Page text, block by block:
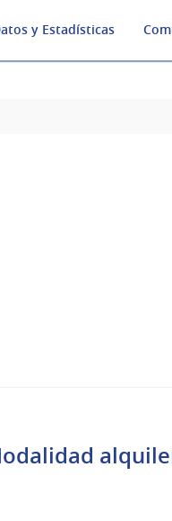
y Estadísticas